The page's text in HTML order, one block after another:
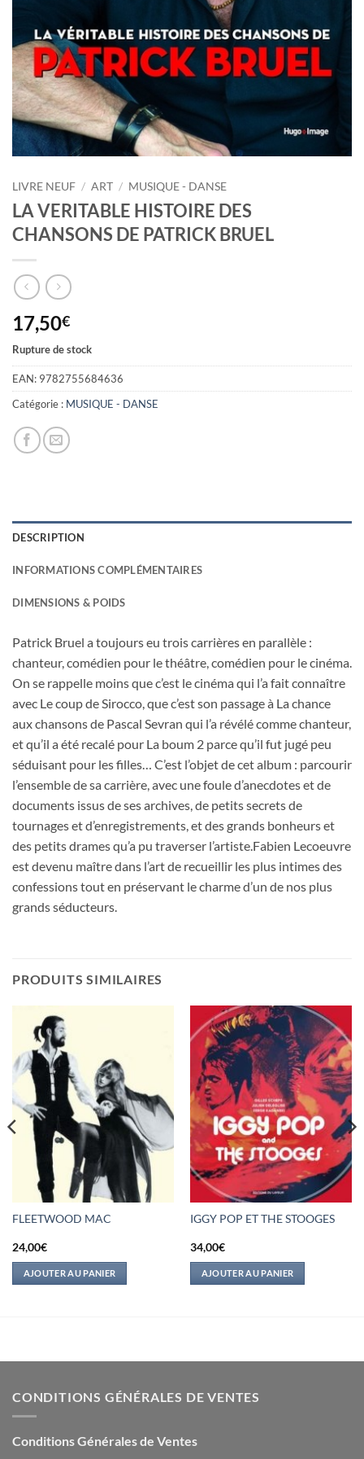
LIVRE NEUF / ART / MUSIQUE - DANSE
LA VERITABLE HISTOIRE DES
CHANSONS DE PATRICK BRUEL
17,50€
Rupture de stock
EAN: 9782755684636
Catégorie : MUSIQUE - DANSE
DESCRIPTION
INFORMATIONS COMPLÉMENTAIRES
DIMENSIONS & POIDS
Patrick Bruel a toujours eu trois carrières en parallèle :
chanteur, comédien pour le théâtre, comédien pour le cinéma.
On se rappelle moins que c’est le cinéma qui l’a fait connaître
avec Le coup de Sirocco, que c’est son passage à La chance
aux chansons de Pascal Sevran qui l’a révélé comme chanteur,
et qu’il a été recalé pour La boum 2 parce qu’il fut jugé peu
séduisant pour les filles… C’est l’objet de cet album : parcourir
l’ensemble de sa carrière, avec une foule d’anecdotes et de
documents issus de ses archives, de petits secrets de
tournages et d’enregistrements, et des grands bonheurs et
des petits drames qu’a pu traverser l’artiste.Fabien Lecoeuvre
est devenu maître dans l’art de recueillir les plus intimes des
confessions tout en préservant le charme d’un de nos plus
grands séducteurs.
PRODUITS SIMILAIRES
FLEETWOOD MAC
24,00€
AJOUTER AU PANIER
IGGY POP ET THE STOOGES
34,00€
AJOUTER AU PANIER
CONDITIONS GÉNÉRALES DE VENTES
Conditions Générales de Ventes